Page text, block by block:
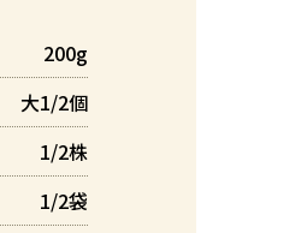
200g
大1/2個
1/2株
1/2袋